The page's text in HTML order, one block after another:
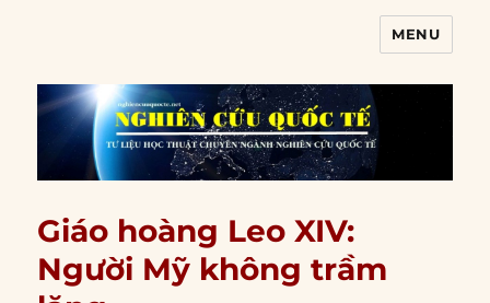
MENU
Giáo hoàng Leo XIV:
Người Mỹ không trầm